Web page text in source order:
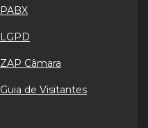
PABX
LGPD
ZAP Câmara
Guia de Visitantes